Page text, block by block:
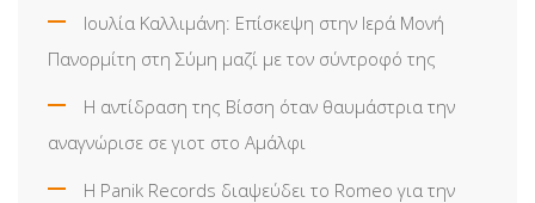
Ιουλία Καλλιμάνη: Επίσκεψη στην Ιερά Μονή
Πανορμίτη στη Σύμη μαζί με τον σύντροφό της
Η αντίδραση της Βίσση όταν θαυμάστρια την
αναγνώρισε σε γιοτ στο Αμάλφι
Η Panik Records διαψεύδει το Romeo για την